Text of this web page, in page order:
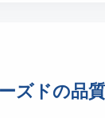
ズドの品質